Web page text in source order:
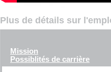
Plus de détails sur
Mission
Possiblités de carrière